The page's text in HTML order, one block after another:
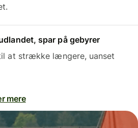
spar på gebyrer
at strække længere, uanset
mere